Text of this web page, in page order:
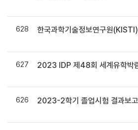
628
627 2023 IDP 제48회 세계유학박
626 2023-2학기 졸업시험 결과보